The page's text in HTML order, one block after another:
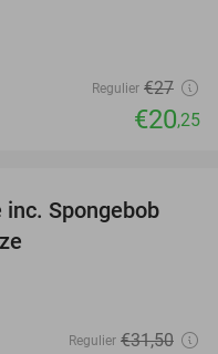
Regulier €27
€20,25
27%
inc. Spongebob
Regulier €31,50